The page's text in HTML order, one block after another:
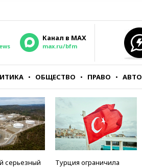
Канал в MAX
max.ru/bfm
ОБЩЕСТВО ПРАВО АВТО
серьезный
Турция ограничила